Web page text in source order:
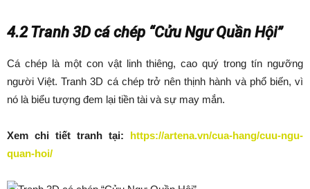
4.2 Tranh 3D cá chép “Cửu Ngư Quần Hội”
Cá chép là một con vật linh thiêng, cao quý trong tín ngưỡng
người Việt. Tranh 3D cá chép trở nên thịnh hành và phổ biến, vì
nó là biểu tượng đem lại tiền tài và sự may mắn.
Xem chi tiết tranh tại:
https://artena.vn/cua-hang/cuu-ngu-
quan-hoi/